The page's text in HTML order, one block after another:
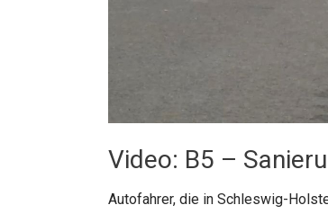
Video: B5 –
Autofahrer, die in Schleswig-